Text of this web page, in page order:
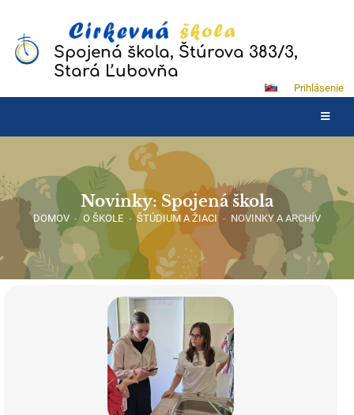
Spojená škola, Štúrova 383/3,
Stará Ľubovňa
Prihlásenie
Novinky: Spojená škola
DOMOV - O ŠKOLE - ŠTÚDIUM A ŽIACI - NOVINKY A ARCHÍV